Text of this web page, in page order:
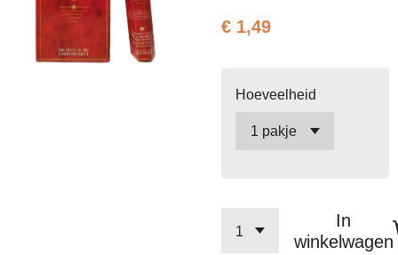
€ 1,49
Hoeveelheid
In
winkelwagen